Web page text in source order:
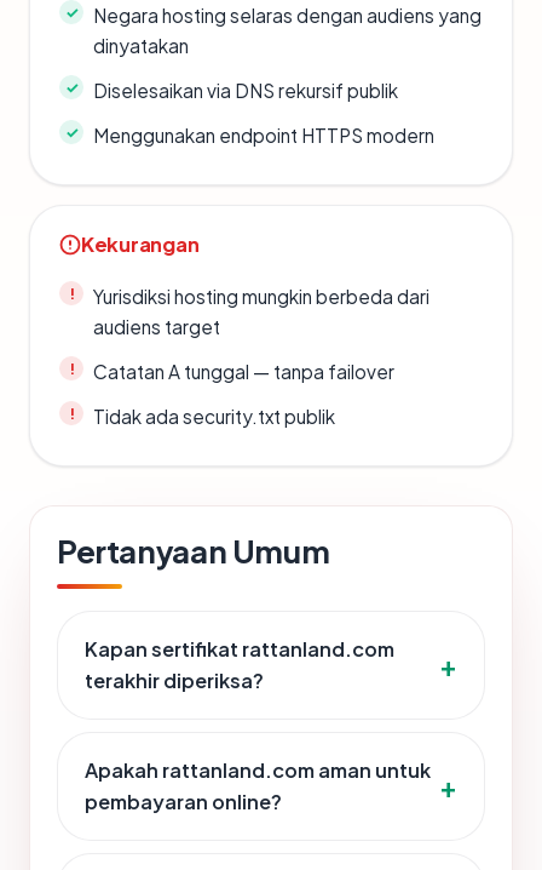
Negara hosting selaras dengan audiens yang
dinyatakan
Diselesaikan via DNS rekursif publik
Menggunakan endpoint HTTPS modern
Kekurangan
Yurisdiksi hosting mungkin berbeda dari
audiens target
Catatan A tunggal — tanpa failover
Tidak ada security.txt publik
Pertanyaan Umum
Kapan sertifikat rattanland.com
terakhir diperiksa?
Apakah rattanland.com aman untuk
pembayaran online?